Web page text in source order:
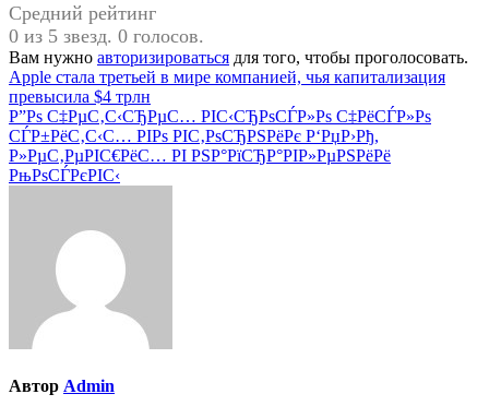
Средний рейтинг
0 из 5 звезд. 0 голосов.
Вам нужно авторизироваться для того, чтобы проголосовать.
Навигация
по
записям
Apple стала третьей в мире компанией, чья капитализация
превысила $4 трлн
Р”Рѕ С‡РµС‚С‹СЂРµС… РІС‹СЂРѕСЃР»Рѕ С‡РёСЃР»Рѕ
СЃР±РёС‚С‹С… РІРѕ РІС‚РѕСЂРЅРёРє Р‘РџР›Рђ,
Р»РµС‚РµРІС€РёС… РІ РЅР°РїСЂР°РІР»РµРЅРёРё
РњРѕСЃРєРІС‹
Автор Admin